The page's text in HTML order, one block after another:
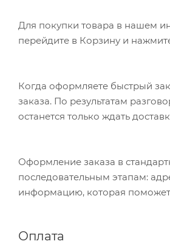
Для покупки товара в нашем
перейдите в Корзину и
Когда оформляете быстрый
заказа. По результатам
останется только ждать
Оформление заказа в
последовательным этапам:
информацию, которая поможет
Оплата